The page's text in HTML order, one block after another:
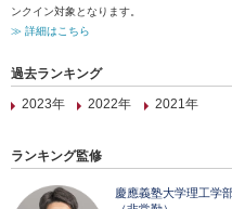
ンクイン対象となります。
≫ 詳細はこちら
過去ランキング
2023年
2022年 2021年
ランキング監修
慶應義塾大学理工学